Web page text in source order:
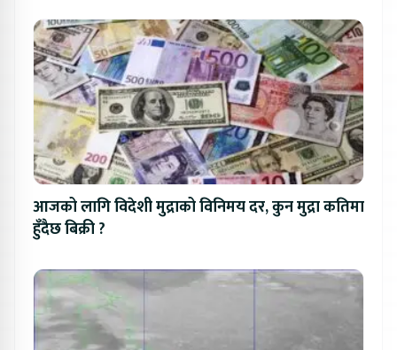
आजको लागि विदेशी मुद्राको विनिमय दर, कुन मुद्रा कतिमा
हुँदैछ बिक्री ?